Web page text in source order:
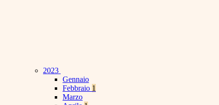
2023
Gennaio
Febbraio 1
Marzo